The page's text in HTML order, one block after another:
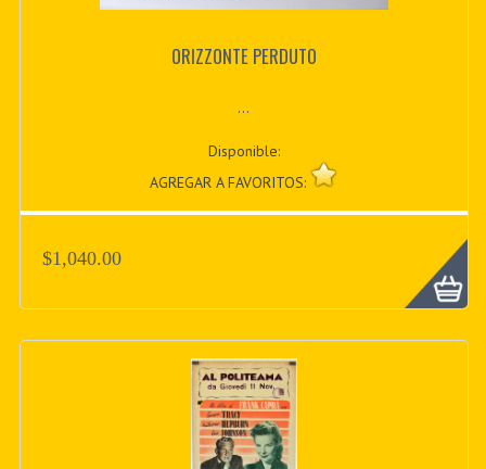
ORIZZONTE PERDUTO
...
Disponible:
AGREGAR A FAVORITOS:
$1,040.00